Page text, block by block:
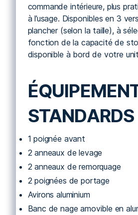
commande intérieure, plus
à l’usage. Disponibles en 3
plancher (selon la taille), à
fonction de la capacité de
disponible à bord de votre
STANDARDS
1 poignée avant
2 anneaux de levage
2 anneaux de remorquage
2 poignées de portage
Avirons aluminium
Banc de nage amovible en